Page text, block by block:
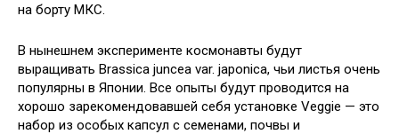
на борту МКС.
В нынешнем эксперименте космонавты будут
выращивать Brassica juncea var. japonica, чьи листья очень
популярны в Японии. Все опыты будут проводится на
хорошо зарекомендовавшей себя установке Veggie — это
набор из особых капсул с семенами, почвы и